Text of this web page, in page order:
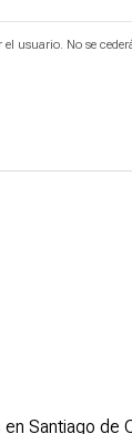
No se
Santiago